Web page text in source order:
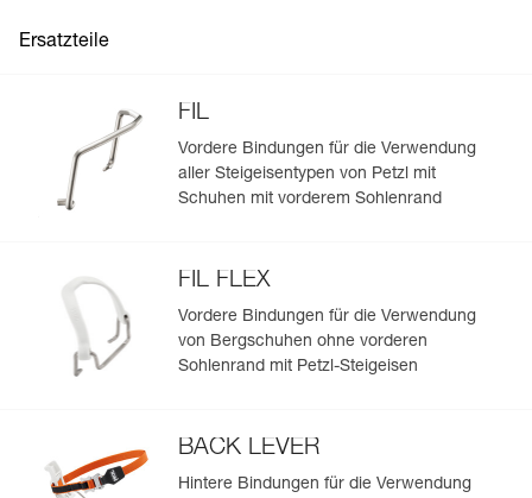
Ersatzteile
FIL
Vordere Bindungen für die Verwendung
aller Steigeisentypen von Petzl mit
Schuhen mit vorderem Sohlenrand
FIL FLEX
Vordere Bindungen für die Verwendung
von Bergschuhen ohne vorderen
Sohlenrand mit Petzl-Steigeisen
BACK LEVER
Hintere Bindungen für die Verwendung